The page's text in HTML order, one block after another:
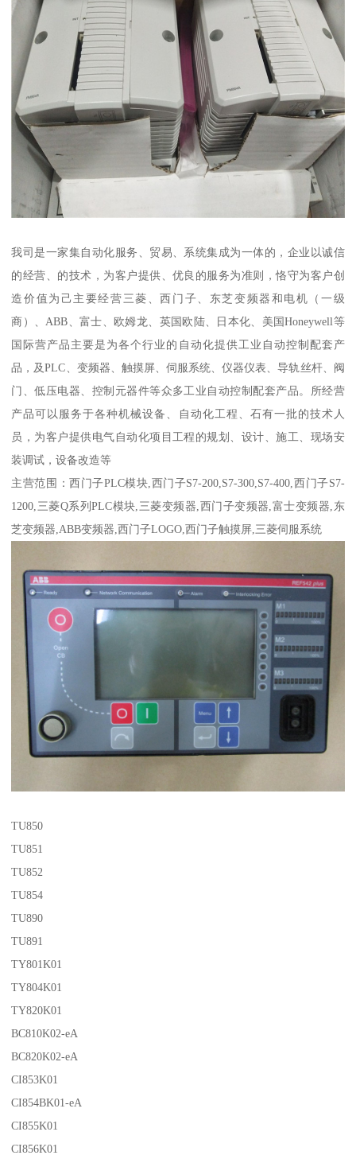
我司是一家集自动化服务、贸易、系统集成为一体的，企业以诚信
的经营、的技术，为客户提供、优良的服务为准则，恪守为客户创
造价值为己主要经营三菱、西门子、东芝变频器和电机（一级
商）、ABB、富士、欧姆龙、英国欧陆、日本化、美国Honeywell等
国际营产品主要是为各个行业的自动化提供工业自动控制配套产
品，及PLC、变频器、触摸屏、伺服系统、仪器仪表、导轨丝杆、阀
门、低压电器、控制元器件等众多工业自动控制配套产品。所经营
产品可以服务于各种机械设备、自动化工程、石有一批的技术人
员，为客户提供电气自动化项目工程的规划、设计、施工、现场安
装调试，设备改造等
主营范围：西门子PLC模块,西门子S7-200,S7-300,S7-400,西门子S7-
1200,三菱Q系列PLC模块,三菱变频器,西门子变频器,富士变频器,东
芝变频器,ABB变频器,西门子LOGO,西门子触摸屏,三菱伺服系统
TU850
TU851
TU852
TU854
TU890
TU891
TY801K01
TY804K01
TY820K01
BC810K02-eA
BC820K02-eA
CI853K01
CI854BK01-eA
CI855K01
CI856K01